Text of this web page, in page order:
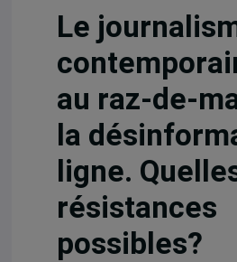
Le
au raz-de-
la
ligne.
résistances
possibles?